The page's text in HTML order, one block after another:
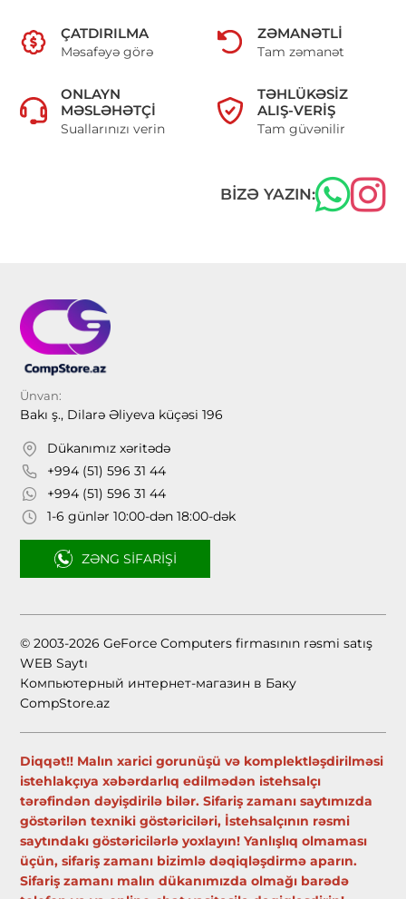
ÇATDIRILMA
Məsafəyə görə
ZƏMANƏTLI
Tam zəmanət
ONLAYN
MƏSLƏHƏTÇI
Suallarınızı verin
TƏHLÜKƏSIZ
ALIŞ-VERIŞ
Tam güvənilir
BIZƏ YAZIN:
Ünvan:
Bakı ş., Dilarə Əliyeva küçəsi 196
Dükanımız xəritədə
+994 (51) 596 31 44
+994 (51) 596 31 44
1-6 günlər 10:00-dən 18:00-dək
ZƏNG SIFARIŞI
© 2003-2026 GeForce Computers firmasının rəsmi satış
WEB Saytı
Компьютерный интернет-магазин в Баку
CompStore.az
Diqqət!! Malın xarici gorunüşü və komplektləşdirilməsi
istehlakçıya xəbərdarlıq edilmədən istehsalçı
tərəfindən dəyişdirilə bilər. Sifariş zamanı saytımızda
göstərilən texniki göstəriciləri, İstehsalçının rəsmi
saytındakı göstəricilərlə yoxlayın! Yanlışlıq olmaması
üçün, sifariş zamanı bizimlə dəqiqləşdirmə aparın.
Sifariş zamanı malın dükanımızda olmağı barədə